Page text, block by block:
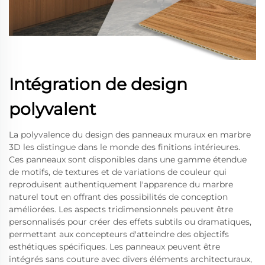
Intégration de design
polyvalent
La polyvalence du design des panneaux muraux en marbre
3D les distingue dans le monde des finitions intérieures.
Ces panneaux sont disponibles dans une gamme étendue
de motifs, de textures et de variations de couleur qui
reproduisent authentiquement l'apparence du marbre
naturel tout en offrant des possibilités de conception
améliorées. Les aspects tridimensionnels peuvent être
personnalisés pour créer des effets subtils ou dramatiques,
permettant aux concepteurs d'atteindre des objectifs
esthétiques spécifiques. Les panneaux peuvent être
intégrés sans couture avec divers éléments architecturaux,